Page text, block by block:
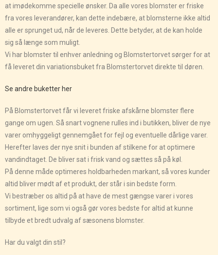
at imødekomme specielle ønsker. Da alle vores blomster er friske
fra vores leverandører, kan dette indebære, at blomsterne ikke altid
alle er sprunget ud, når de leveres. Dette betyder, at de kan holde
sig så længe som muligt.
Vi har blomster til enhver anledning og Blomstertorvet sørger for at
få leveret din variationsbuket fra Blomstertorvet direkte til døren.
Se andre buketter her
På Blomstertorvet får vi leveret friske afskårne blomster flere
gange om ugen. Så snart vognene rulles ind i butikken, bliver de nye
varer omhyggeligt gennemgået for fejl og eventuelle dårlige varer.
Herefter laves der nye snit i bunden af stilkene for at optimere
vandindtaget. De bliver sat i frisk vand og sættes så på køl.
På denne måde optimeres holdbarheden markant, så vores kunder
altid bliver mødt af et produkt, der står i sin bedste form.
Vi bestræber os altid på at have de mest gængse varer i vores
sortiment, lige som vi også gør vores bedste for altid at kunne
tilbyde et bredt udvalg af sæsonens blomster.
Har du valgt din stil?